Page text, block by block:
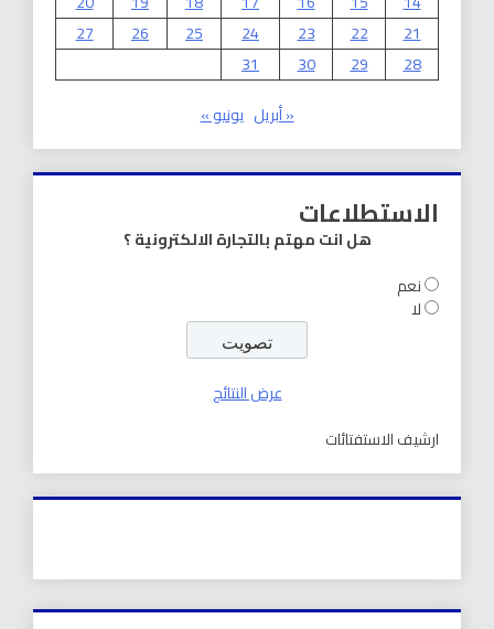
21
22
23
24
25
26
27
28
29
30
31
« أبريل يونيو »
الاستطلاعات
هل انت مهتم بالتجارة الالكترونية ؟
نعم
لا
عرض النتائج
ارشيف الاستفتائات